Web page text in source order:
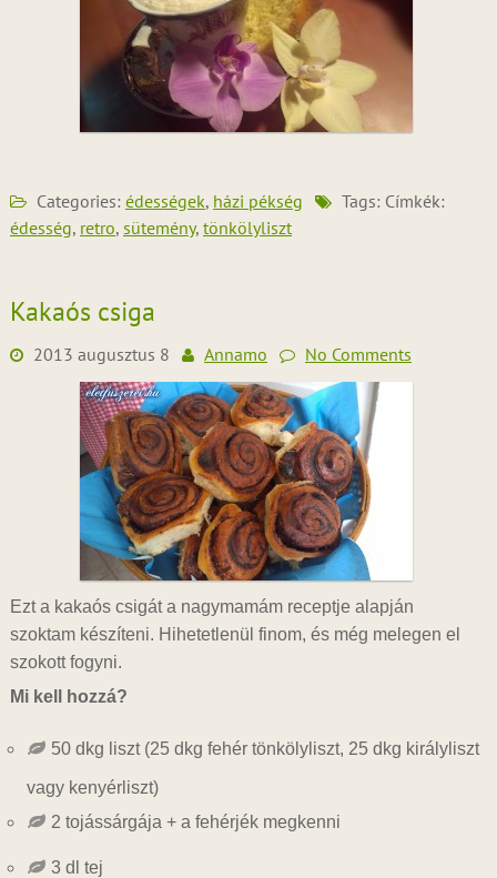
Categories: édességek, házi pékség
Tags: Címkék:
édesség, retro, sütemény, tönkölyliszt
Kakaós csiga
2013 augusztus 8 Annamo No Comments
Ezt a kakaós csigát a nagymamám receptje alapján
szoktam készíteni. Hihetetlenül finom, és még melegen el
szokott fogyni.
Mi kell hozzá?
50 dkg liszt (25 dkg fehér tönkölyliszt, 25 dkg királyliszt
vagy kenyérliszt)
2 tojássárgája + a fehérjék megkenni
3 dl tej